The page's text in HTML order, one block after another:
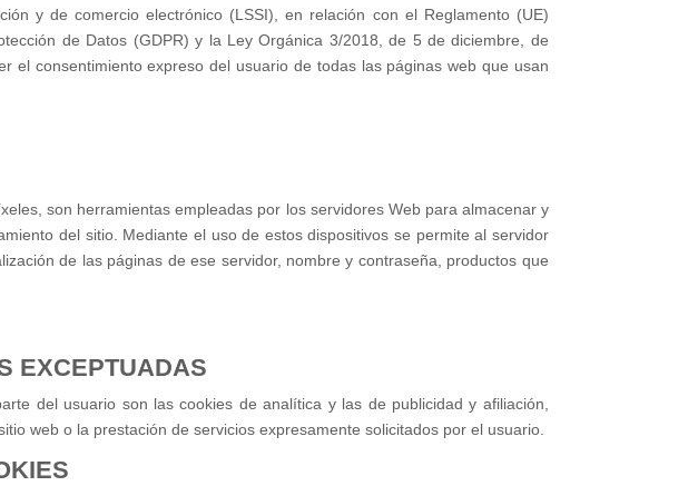
y de comercio electrónico (LSSI), en relación con el Reglamento (UE)
de Datos (GDPR) y la Ley Orgánica 3/2018, de 5 de diciembre, de
el consentimiento expreso del usuario de todas las páginas web que usan
son herramientas empleadas por los servidores Web para almacenar y
del sitio. Mediante el uso de estos dispositivos se permite al servidor
de las páginas de ese servidor, nombre y contraseña, productos que
EXCEPTUADAS
del usuario son las cookies de analítica y las de publicidad y afiliación,
web o la prestación de servicios expresamente solicitados por el usuario.